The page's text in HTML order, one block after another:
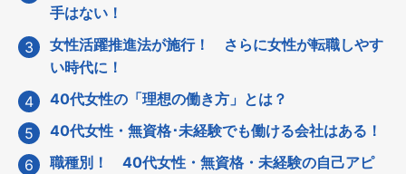
手はない！
女性活躍推進法が施行！ さらに女性が転職しやす
い時代に！
40代女性の「理想の働き方」とは？
40代女性・無資格･未経験でも働ける会社はある！
職種別！ 40代女性・無資格・未経験の自己アピ